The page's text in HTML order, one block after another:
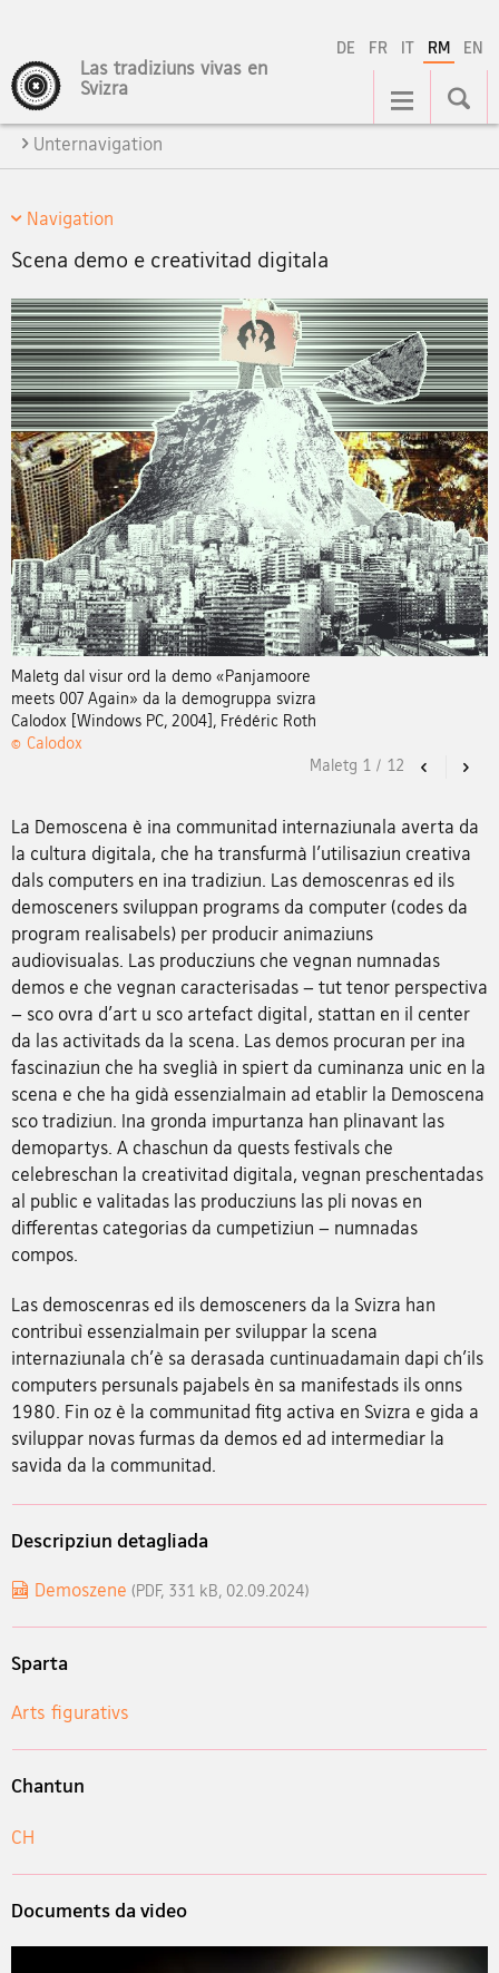
DE FR IT RM EN
Las tradiziuns vivas en
Svizra
Hauptnavigation
Unternavigation
Navigation
Scena demo e creativitad digitala
Maletg dal visur ord la demo «Panjamoore
meets 007 Again» da la demogruppa svizra
Calodox [Windows PC, 2004], Frédéric Roth
© Calodox
Previous
Maletg 1 / 12
La Demoscena è ina communitad internaziunala averta da
la cultura digitala, che ha transfurmà l'utilisaziun creativa
dals computers en ina tradiziun. Las demoscenras ed ils
demosceners sviluppan programs da computer (codes da
program realisabels) per producir animaziuns
audiovisualas. Las producziuns che vegnan numnadas
demos e che vegnan caracterisadas – tut tenor perspectiva
– sco ovra d'art u sco artefact digital, stattan en il center
da las activitads da la scena. Las demos procuran per ina
fascinaziun che ha sveglià in spiert da cuminanza unic en la
scena e che ha gidà essenzialmain ad etablir la Demoscena
sco tradiziun. Ina gronda impurtanza han plinavant las
demopartys. A chaschun da quests festivals che
celebreschan la creativitad digitala, vegnan preschentadas
al public e valitadas las producziuns las pli novas en
differentas categorias da cumpetiziun – numnadas
compos.
Las demoscenras ed ils demosceners da la Svizra han
contribuì essenzialmain per sviluppar la scena
internaziunala ch'è sa derasada cuntinuadamain dapi ch'ils
computers persunals pajabels èn sa manifestads ils onns
1980. Fin oz è la communitad fitg activa en Svizra e gida a
sviluppar novas furmas da demos ed ad intermediar la
savida da la communitad.
Descripziun detagliada
Demoszene (PDF, 331 kB, 02.09.2024)
Sparta
Arts figurativs
Chantun
CH
Documents da video